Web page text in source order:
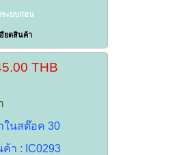
ระบบก่อน
ยดสินค้า
THB
ในสต๊อค 30
า : IC0293